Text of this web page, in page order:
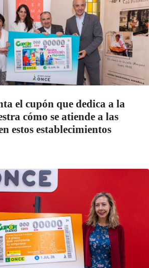
el cupón que dedica a la
cómo se atiende a las
estos establecimientos